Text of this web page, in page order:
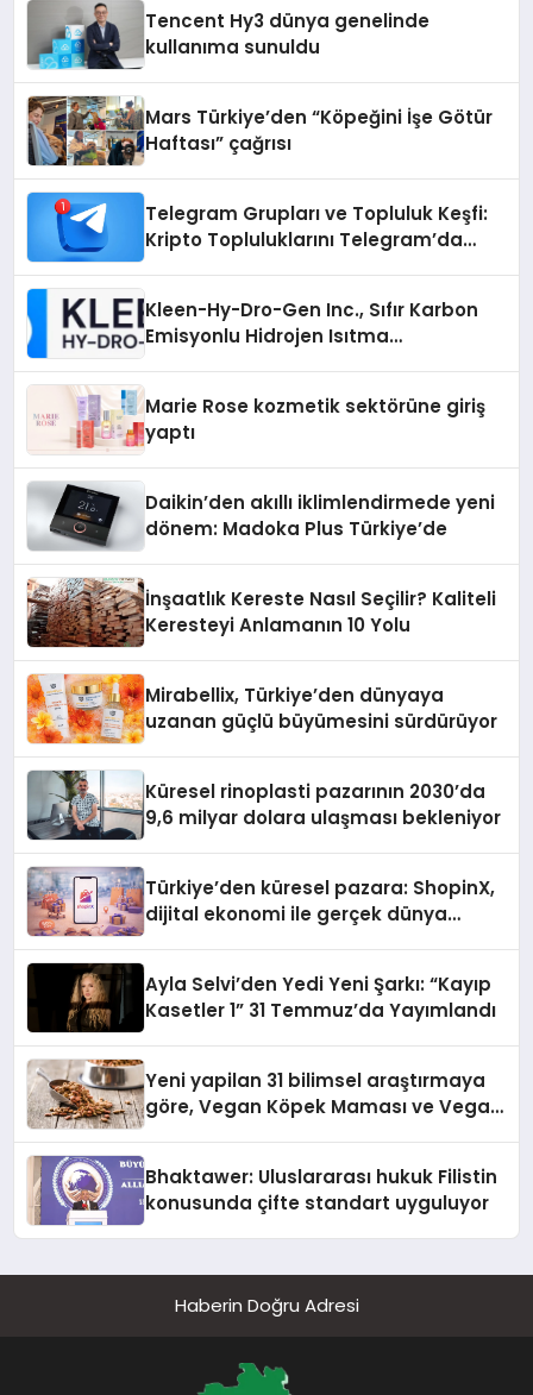
Tencent Hy3 dünya genelinde
kullanıma sunuldu
Mars Türkiye’den “Köpeğini İşe Götür
Haftası” çağrısı
Telegram Grupları ve Topluluk Keşfi:
Kripto Topluluklarını Telegram’da
Kleen-Hy-Dro-Gen Inc., Sıfır Karbon
Emisyonlu Hidrojen Isıtma
Marie Rose kozmetik sektörüne giriş
yaptı
Daikin’den akıllı iklimlendirmede yeni
dönem: Madoka Plus Türkiye’de
İnşaatlık Kereste Nasıl Seçilir? Kaliteli
Keresteyi Anlamanın 10 Yolu
Mirabellix, Türkiye’den dünyaya
uzanan güçlü büyümesini sürdürüyor
Küresel rinoplasti pazarının 2030’da
9,6 milyar dolara ulaşması bekleniyor
Türkiye’den küresel pazara: ShopinX,
dijital ekonomi ile gerçek dünya
Ayla Selvi’den Yedi Yeni Şarkı: “Kayıp
Kasetler 1” 31 Temmuz’da Yayımlandı
Yeni yapilan 31 bilimsel araştırmaya
göre, Vegan Köpek Maması ve Vegan
Bhaktawer: Uluslararası hukuk Filistin
konusunda çifte standart uyguluyor
Haberin Doğru Adresi